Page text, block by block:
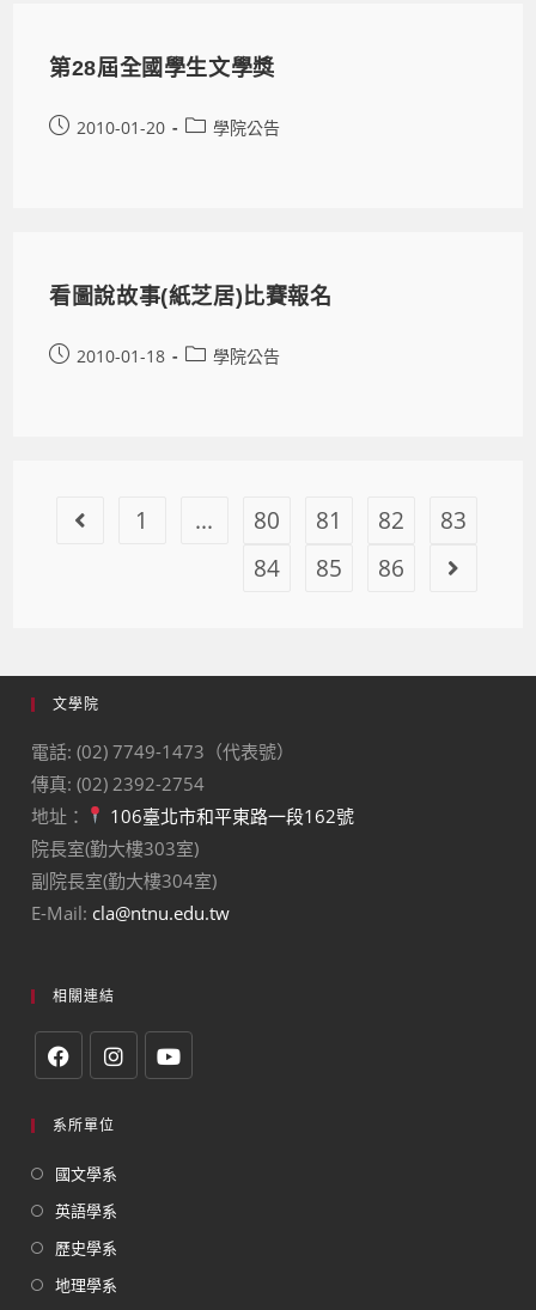
第28屆全國學生文學獎
2010-01-20 學院公告
看圖說故事(紙芝居)比賽報名
2010-01-18 學院公告
1 ... 80 81 82
83
84
85 86
文學院
電話: (02) 7749-1473（代表號）
傳真: (02) 2392-2754
地址：
106臺北市和平東路一段162號
院長室(勤大樓303室)
副院長室(勤大樓304室)
E-Mail: cla@ntnu.edu.tw
相關連結
系所單位
國文學系
英語學系
歷史學系
地理學系